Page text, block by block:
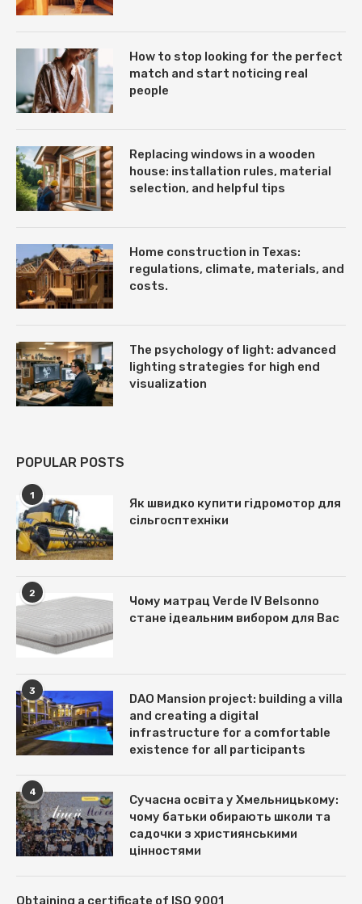
How to stop looking for the perfect
match and start noticing real
people
Replacing windows in a wooden
house: installation rules, material
selection, and helpful tips
Home construction in Texas:
regulations, climate, materials, and
costs.
The psychology of light: advanced
lighting strategies for high end
visualization
POPULAR POSTS
1
Як швидко купити гідромотор для
сільгосптехніки
2
Чому матрац Verde IV Belsonno
стане ідеальним вибором для Вас
3
DAO Mansion project: building a villa
and creating a digital
infrastructure for a comfortable
existence for all participants
4
Сучасна освіта у Хмельницькому:
чому батьки обирають школи та
садочки з християнськими
цінностями
Obtaining a certificate of ISO 9001